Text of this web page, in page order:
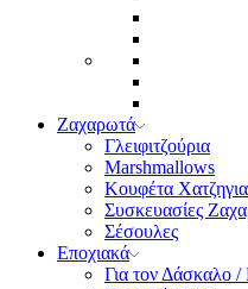
Ζαχαρωτά
Γλειφιτζούρια
Marshmallows
Κουφέτα
Συσκευασίες
Σέσουλες
Εποχιακά
Για τον Δάσκαλο /